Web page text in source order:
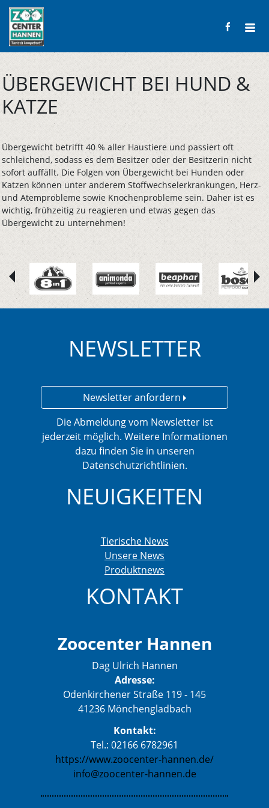
ÜBERGEWICHT BEI HUND &
KATZE
Übergewicht betrifft 40 % aller Haustiere und passiert oft
schleichend, sodass es dem Besitzer oder der Besitzerin nicht
sofort auffällt. Die Folgen von Übergewicht bei Hunden oder
Katzen können unter anderem Stoffwechselerkrankungen, Herz-
und Atemprobleme sowie Knochenprobleme sein. Daher ist es
wichtig, frühzeitig zu reagieren und etwas gegen das
Übergewicht zu unternehmen!
NEWSLETTER
Newsletter anfordern
Die Abmeldung vom Newsletter ist
jederzeit möglich. Weitere Informationen
dazu finden Sie in unseren
Datenschutzrichtlinien.
NEUIGKEITEN
Tierische News
Unsere News
Produktnews
KONTAKT
Zoocenter Hannen
Dag Ulrich Hannen
Adresse:
Odenkirchener Straße 119 - 145
41236 Mönchengladbach
Kontakt:
Tel.: 02166 6782961
https://www.zoocenter-hannen.de/
info@zoocenter-hannen.de